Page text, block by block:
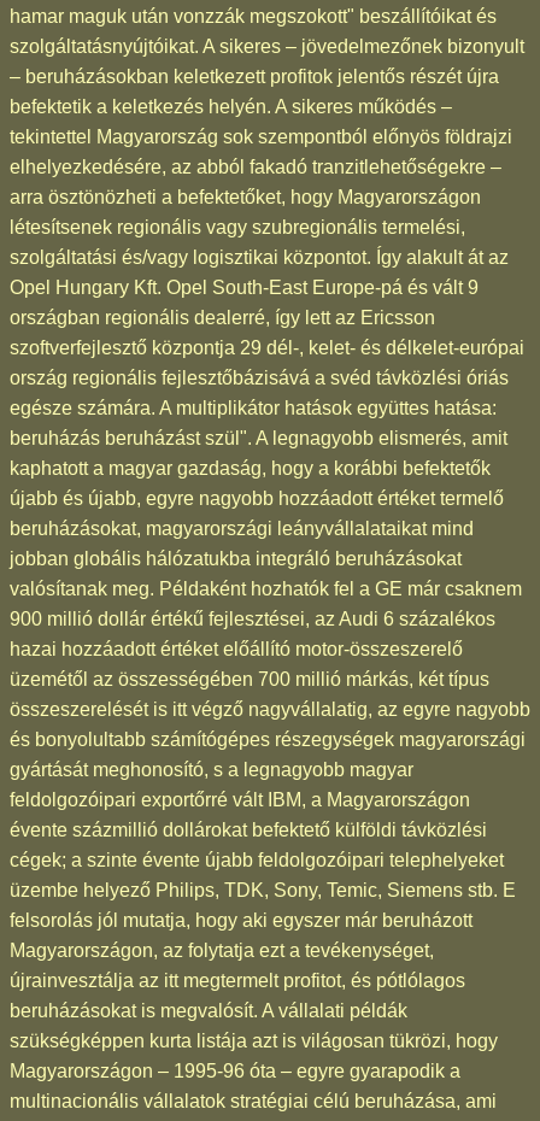
hamar maguk után vonzzák megszokott" beszállítóikat és
szolgáltatásnyújtóikat. A sikeres – jövedelmezőnek bizonyult
– beruházásokban keletkezett profitok jelentős részét újra
befektetik a keletkezés helyén. A sikeres működés –
tekintettel Magyarország sok szempontból előnyös földrajzi
elhelyezkedésére, az abból fakadó tranzitlehetőségekre –
arra ösztönözheti a befektetőket, hogy Magyarországon
létesítsenek regionális vagy szubregionális termelési,
szolgáltatási és/vagy logisztikai központot. Így alakult át az
Opel Hungary Kft. Opel South-East Europe-pá és vált 9
országban regionális dealerré, így lett az Ericsson
szoftverfejlesztő központja 29 dél-, kelet- és délkelet-európai
ország regionális fejlesztőbázisává a svéd távközlési óriás
egésze számára. A multiplikátor hatások együttes hatása:
beruházás beruházást szül". A legnagyobb elismerés, amit
kaphatott a magyar gazdaság, hogy a korábbi befektetők
újabb és újabb, egyre nagyobb hozzáadott értéket termelő
beruházásokat, magyarországi leányvállalataikat mind
jobban globális hálózatukba integráló beruházásokat
valósítanak meg. Példaként hozhatók fel a GE már csaknem
900 millió dollár értékű fejlesztései, az Audi 6 százalékos
hazai hozzáadott értéket előállító motor-összeszerelő
üzemétől az összességében 700 millió márkás, két típus
összeszerelését is itt végző nagyvállalatig, az egyre nagyobb
és bonyolultabb számítógépes részegységek magyarországi
gyártását meghonosító, s a legnagyobb magyar
feldolgozóipari exportőrré vált IBM, a Magyarországon
évente százmillió dollárokat befektető külföldi távközlési
cégek; a szinte évente újabb feldolgozóipari telephelyeket
üzembe helyező Philips, TDK, Sony, Temic, Siemens stb. E
felsorolás jól mutatja, hogy aki egyszer már beruházott
Magyarországon, az folytatja ezt a tevékenységet,
újrainvesztálja az itt megtermelt profitot, és pótlólagos
beruházásokat is megvalósít. A vállalati példák
szükségképpen kurta listája azt is világosan tükrözi, hogy
Magyarországon – 1995-96 óta – egyre gyarapodik a
multinacionális vállalatok stratégiai célú beruházása, ami